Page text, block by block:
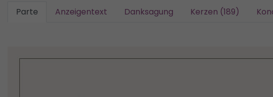
Parte Anzeigentext Danksagung Kerzen (189)